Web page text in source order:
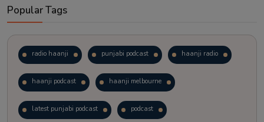
Popular Tags
radio haanji punjabi podcast haanji radio
haanji podcast haanji melbourne
latest punjabi podcast podcast